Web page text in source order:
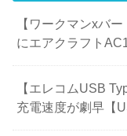
【ワークマンxバ
にエアクラフト
【エレコムUSB
充電速度が劇早【